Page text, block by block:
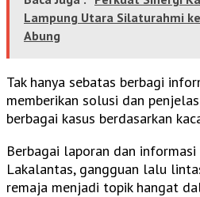
Lampung Utara Silaturahmi
Abung
Tak hanya sebatas berbagi
memberikan solusi dan
berbagai kasus berdasarkan
Berbagai laporan dan
Lakalantas, gangguan lalu
remaja menjadi topik hangat